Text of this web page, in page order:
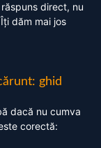
direct, nu
dăm mai jos
ghid
dacă nu cumva
corectă: